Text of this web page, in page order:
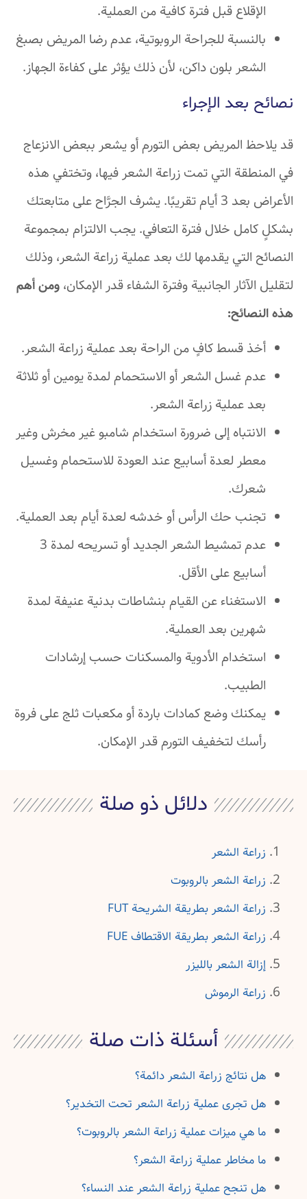
الإقلاع قبل فترة كافية من العملية.
بالنسبة للجراحة الروبوتية، عدم رضا المريض بصبغ
الشعر بلون داكن، لأن ذلك يؤثر على كفاءة الجهاز.
نصائح بعد الإجراء
قد يلاحظ المريض بعض التورم أو يشعر ببعض الانزعاج
في المنطقة التي تمت زراعة الشعر فيها، وتختفي هذه
الأعراض بعد 3 أيام تقريبًا. يشرف الجرَّاح على متابعتك
بشكلٍ كامل خلال فترة التعافي. يجب الالتزام بمجموعة
النصائح التي يقدمها لك بعد عملية زراعة الشعر، وذلك
لتقليل الآثار الجانبية وفترة الشفاء قدر الإمكان، ومن أهم
هذه النصائح:
أخذ قسط كافٍ من الراحة بعد عملية زراعة الشعر.
عدم غسل الشعر أو الاستحمام لمدة يومين أو ثلاثة
بعد عملية زراعة الشعر.
الانتباه إلى ضرورة استخدام شامبو غير مخرش وغير
معطر لعدة أسابيع عند العودة للاستحمام وغسيل
شعرك.
تجنب حك الرأس أو خدشه لعدة أيام بعد العملية.
عدم تمشيط الشعر الجديد أو تسريحه لمدة 3
أسابيع على الأقل.
الاستغناء عن القيام بنشاطات بدنية عنيفة لمدة
شهرين بعد العملية.
استخدام الأدوية والمسكنات حسب إرشادات
الطبيب.
يمكنك وضع كمادات باردة أو مكعبات ثلج على فروة
رأسك لتخفيف التورم قدر الإمكان.
دلائل ذو صلة
زراعة الشعر
زراعة الشعر بالروبوت
زراعة الشعر بطريقة الشريحة FUT
زراعة الشعر بطريقة الاقتطاف FUE
إزالة الشعر بالليزر
زراعة الرموش
أسئلة ذات صلة
هل نتائج زراعة الشعر دائمة؟
هل تجرى عملية زراعة الشعر تحت التخدير؟
ما هي ميزات عملية زراعة الشعر بالروبوت؟
ما مخاطر عملية زراعة الشعر؟
هل تنجح عملية زراعة الشعر عند النساء؟